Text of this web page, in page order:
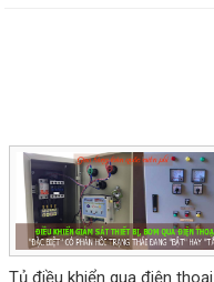
Tủ điều khiển qua điện thoại